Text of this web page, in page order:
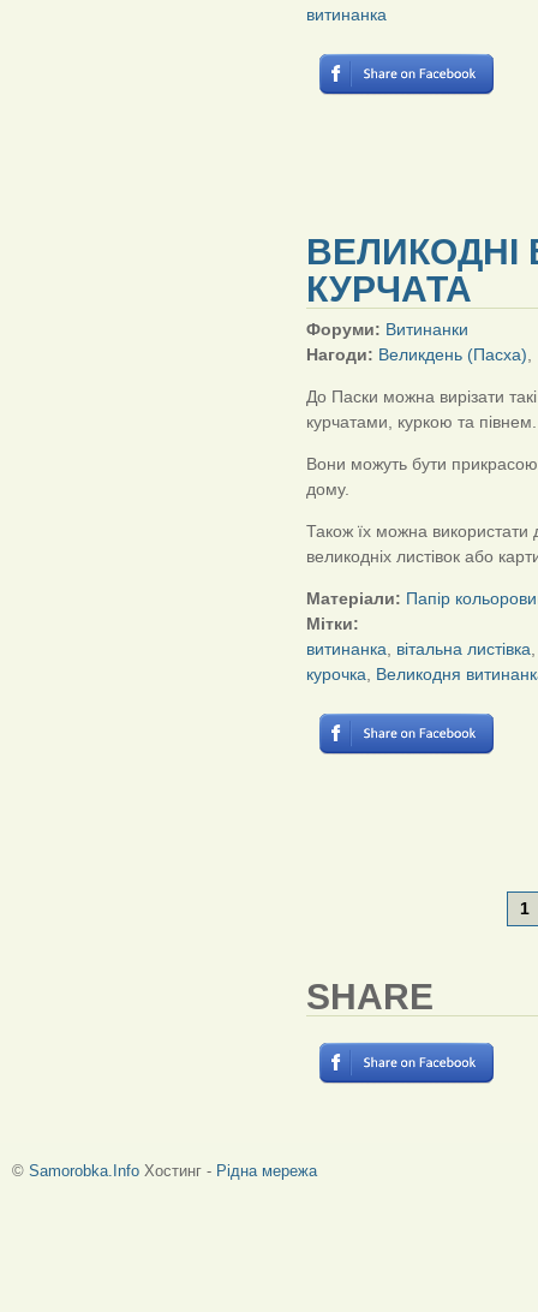
витинанка
ВЕЛИКОДНІ
КУРЧАТА
Форуми: Витинанки
Нагоди: Великдень (Пасха)
До Паски можна вирізати
курчатами, куркою та півнем.
Вони можуть бути
дому.
Також їх можна використати
великодніх листівок або
Матеріали: Папір
Мітки:
витинанка
вітальна листівка
курочка
Великодня
1
SHARE
© Samorobka.Info Хостинг - Рідна мережа